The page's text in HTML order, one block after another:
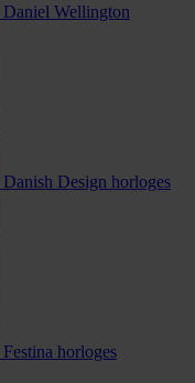
Daniel Wellington
Danish Design horloges
Festina horloges